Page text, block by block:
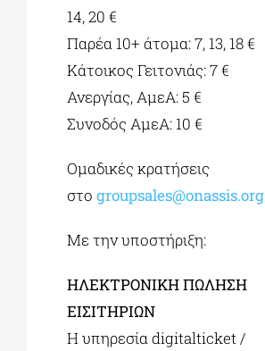
14, 20 €
Παρέα 10+ άτομα: 7, 13, 18 €
Κάτοικος Γειτονιάς: 7 €
Ανεργίας, ΑμεΑ: 5 €
Συνοδός ΑμεA: 10 €
Ομαδικές κρατήσεις
στο groupsales@onassis.org
Με την υποστήριξη:
ΗΛΕΚΤΡΟΝΙΚΗ ΠΩΛΗΣΗ
ΕΙΣΙΤΗΡΙΩΝ
Η υπηρεσία digitalticket /